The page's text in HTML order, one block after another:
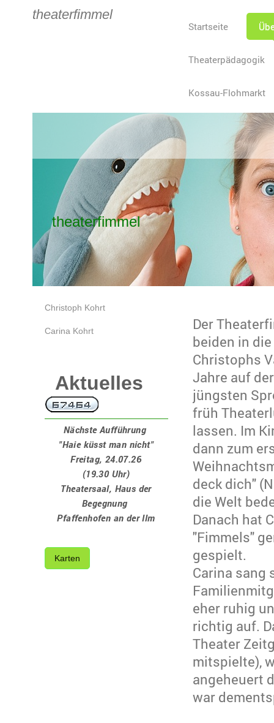
theaterfimmel
Startseite
Theaterpädagogik
Kossau-Flohmarkt
theaterfimmel
für
Der
beiden in
Christophs
Jahre auf
jüngsten
früh
lassen. Im
dann zum
deck dich"
die Welt
Danach hat
"Fimmels"
gespielt.
Carina sang
eher ruhig
richtig auf.
Theater
mitspielte),
angeheuert
war
Christoph Kohrt
Carina Kohrt
Aktuelles
Nächste Aufführung
"Haie küsst man nicht"
Freitag, 24.07.26
(19.30 Uhr)
Theatersaal, Haus der
Begegnung
Pfaffenhofen an der Ilm
Karten